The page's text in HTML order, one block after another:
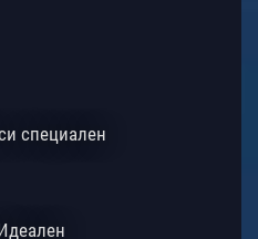
специален